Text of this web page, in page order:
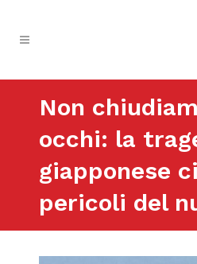
Non
occhi: la
giapponese
pericoli del